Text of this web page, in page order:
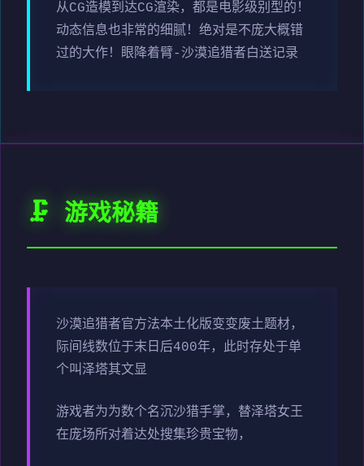
从CG造模到达CG渲染，都是电影级别型的！
动态信息也非常的细腻！绝对是不庞大概错
过的大作！眼降着臂-沙漠追猎者白送记录
🗜️ 游戏秘籍
沙漠追猎者官方法本土化版变变废土题材，
际间线数位于末日后400年，此时存处于单
个叫泽塔其文显
游戏者为为数个名沉沙猎手掌，替泽塔女王
在庞场所对着达处搜集珍贵宝物，